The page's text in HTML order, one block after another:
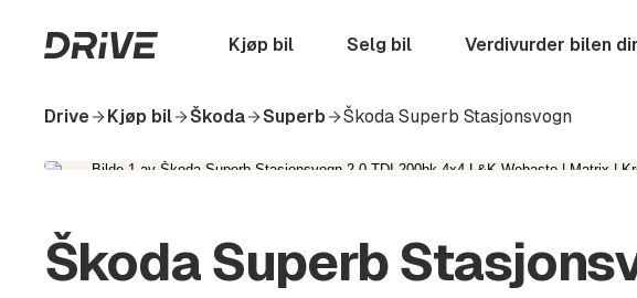
hovedinnhold
Startside Kjøp bil Selg bil Verdivurder bilen
Drive Kjøp bil Škoda Superb Škoda Superb Stasjonsvogn
Škoda Superb